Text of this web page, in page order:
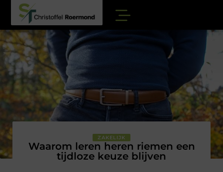
ZAKELIJK
Waarom leren heren riemen een
tijdloze keuze blijven